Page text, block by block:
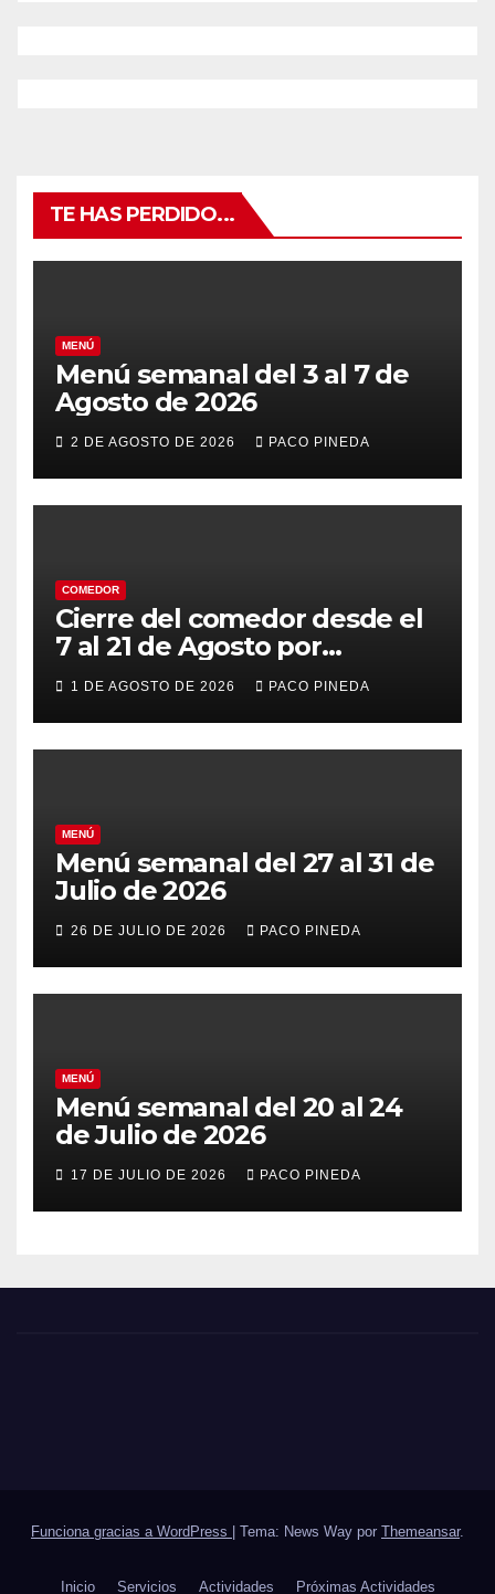
TE HAS PERDIDO...
MENÚ
Menú semanal del 3 al 7 de
Agosto de 2026
2 DE AGOSTO DE 2026 PACO PINEDA
COMEDOR
Cierre del comedor desde el
7 al 21 de Agosto por
vacaciones
1 DE AGOSTO DE 2026 PACO PINEDA
MENÚ
Menú semanal del 27 al 31 de
Julio de 2026
26 DE JULIO DE 2026 PACO PINEDA
MENÚ
Menú semanal del 20 al 24
de Julio de 2026
17 DE JULIO DE 2026 PACO PINEDA
Funciona gracias a WordPress | Tema: News Way por Themeansar.
Inicio Servicios Actividades Próximas Actividades